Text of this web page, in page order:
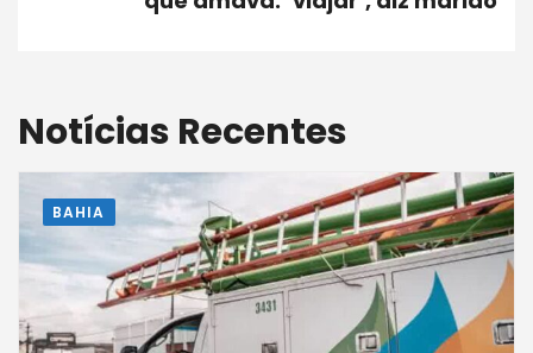
Notícias Recentes
BAHIA